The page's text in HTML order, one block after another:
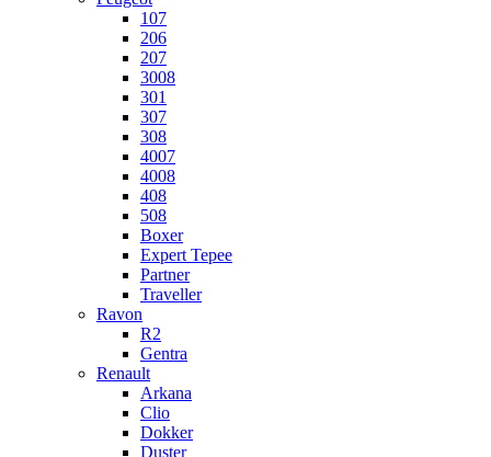
107
206
207
3008
301
307
308
4007
4008
408
508
Boxer
Expert Tepee
Partner
Traveller
Ravon
R2
Gentra
Renault
Arkana
Clio
Dokker
Duster